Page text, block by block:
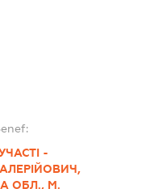
-
ОБЛ., М.